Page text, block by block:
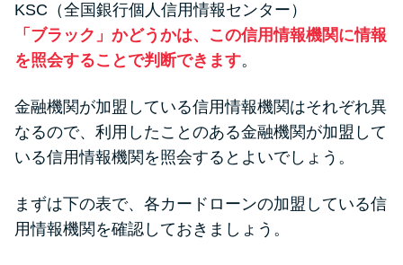
KSC（全国銀行個人信用情報センター）
「ブラック」かどうかは、この信用情報機関に情報
を照会することで判断できます。
金融機関が加盟している信用情報機関はそれぞれ異
なるので、利用したことのある金融機関が加盟して
いる信用情報機関を照会するとよいでしょう。
まずは下の表で、各カードローンの加盟している信
用情報機関を確認しておきましょう。